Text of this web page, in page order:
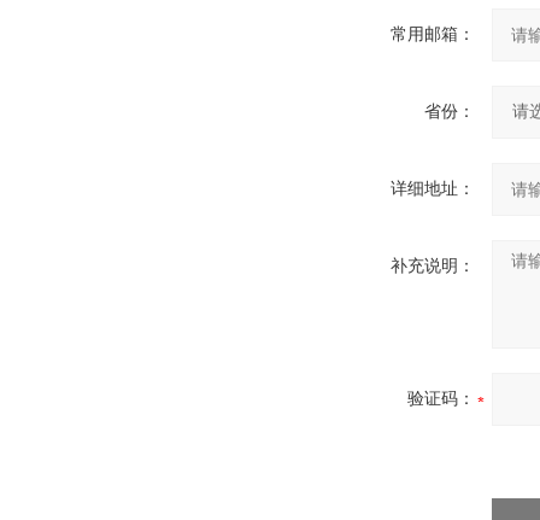
常用邮箱：
省份：
详细地址：
补充说明：
验证码：